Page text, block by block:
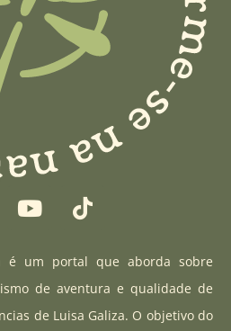
Y
o
t
u
b
T
i
t
o
k
é um portal que aborda sobre
de aventura e qualidade de
de Luisa Galiza. O objetivo do